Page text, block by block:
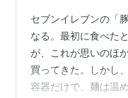
セブンイレブンの「
なる。最初に食べた
が、これが思いのほ
買ってきた。しかし
容器だけで、麺は温